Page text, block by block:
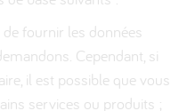
de fournir les données
Cependant, si
il est possible que vous
services ou produits ;